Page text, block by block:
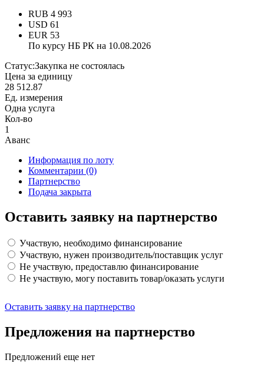
RUB 4 993
USD 61
EUR 53
По курсу НБ РК на 10.08.2026
Статус:Закупка не состоялась
Цена за единицу
28 512.87
Ед. измерения
Одна услуга
Кол-во
1
Аванс
Информация по лоту
Комментарии (0)
Партнерство
Подача закрыта
Оставить заявку на партнерство
Участвую, необходимо финансирование
Участвую, нужен производитель/поставщик услуг
Не участвую, предоставлю финансирование
Не участвую, могу поставить товар/оказать услуги
Оставить заявку на партнерство
Предложения на партнерство
Предложений еще нет